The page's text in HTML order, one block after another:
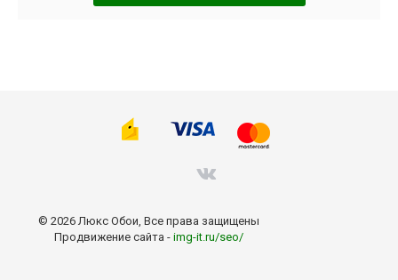
© 2026 Люкс Обои, Все права защищены
Продвижение сайта - img-it.ru/seo/